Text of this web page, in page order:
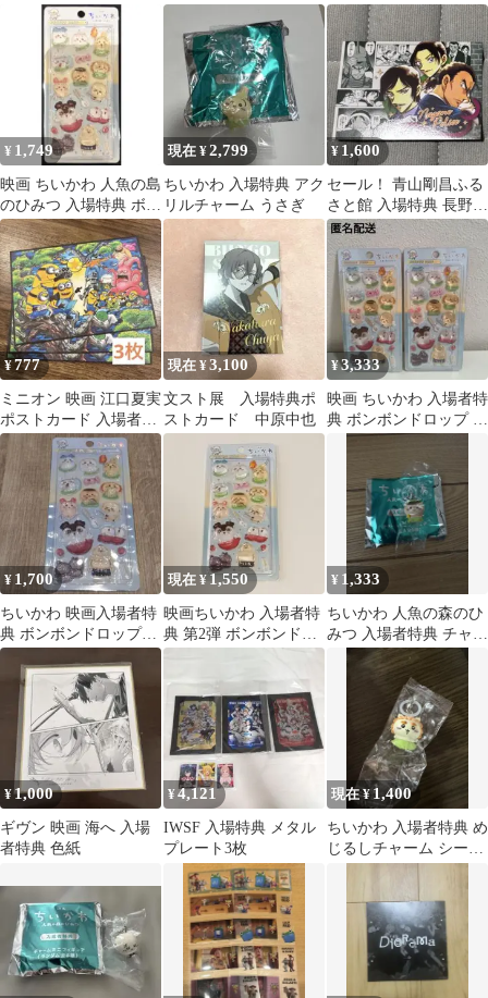
るしアクセサリーうさ
ぎ 新品未使用
レ 入場特典
¥ 1,749
映画 ちいかわ 人魚の島
のひみつ 入場特典 ボン
ボンドロップシール
現在 ¥2,799
ちいかわ 入場特典 アク
リルチャーム うさぎ
¥ 1,600
セール！ 青山剛昌ふる
さと館 入場特典 長野県
警 名探偵コナン カード
1枚 ②
¥777
ミニオン 映画 江口夏実
ポストカード 入場者特
典 3枚セット
現在 ¥3,100
文スト展 入場特典ポ
ストカード 中原中也
¥ 3,333
映画 ちいかわ 入場者特
典 ボンボンドロップ シ
ール
¥ 1,700
ちいかわ 映画入場者特
典 ボンボンドロップシ
ール
現在 ¥1,550
映画ちいかわ 入場者特
典 第2弾 ボンボンドロ
ップシール
¥ 1,333
ちいかわ 人魚の森のひ
みつ 入場者特典 チャー
ム くりまんじゅう
¥1,000
ギヴン 映画 海へ 入場
者特典 色紙
¥4,121
IWSF 入場特典 メタル
プレート3枚
現在 ¥ 1,400
ちいかわ 入場者特典 め
じるしチャーム シーサ